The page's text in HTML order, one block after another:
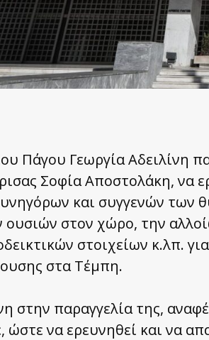
Πάγου Γεωργία Αδειλίνη
Σοφία Αποστολάκη, να
και συγγενών των
ουσιών στον χώρο, την
στοιχείων κ.λπ.
στα Τέμπη.
στην παραγγελία της,
ώστε να ερευνηθεί και να